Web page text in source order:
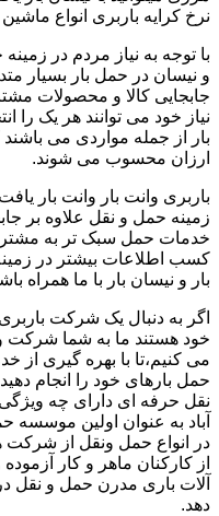
نرخ کرایه باربری انواع
با توجه به نیاز مردم در
و نیسان در حمل بار بسیار
جابجایی کالا و محصولات
نیاز خود می توانند هر یک را
بار از جمله مواردی می باشند
ارزان محسوب می شوند.
باربری وانت بار وانت بار
زمینه حمل و نقل علاوه بر
خدمات حمل سبک تر به
کسب اطلاعات بیشتر در
بار و نیسان بار با ما همراه
اگر به دنبال یک شرکت
خود هستند ما به شما شرکت
می کنیم،تا با بهره گیری از
حمل بارهای خود را انجام
نقل حرفه ای دارای چه
آباد به عنوان اولین موسسه
در انواع حمل ونقل از شرکت
از کارکنان ماهر و کار
آلات باری مدرن حمل و نقل
دهد.